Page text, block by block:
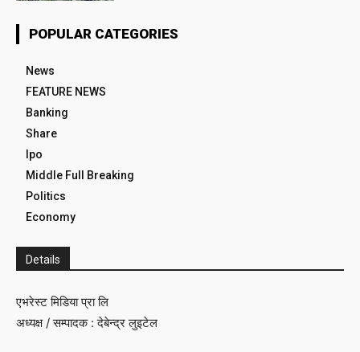
POPULAR CATEGORIES
News
FEATURE NEWS
Banking
Share
Ipo
Middle Full Breaking
Politics
Economy
Details
एभरेस्ट मिडिया प्रा लि
अध्यक्ष / सम्पादक : देबेन्द्र लुइटेल